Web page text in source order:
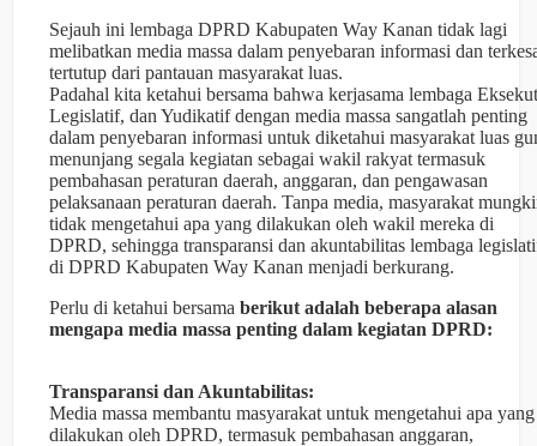
Sejauh ini lembaga DPRD Kabupaten Way Kanan tidak lagi
melibatkan media massa dalam penyebaran informasi dan
tertutup dari pantauan masyarakat luas.
Padahal kita ketahui bersama bahwa kerjasama lembaga
Legislatif, dan Yudikatif dengan media massa sangatlah penting
dalam penyebaran informasi untuk diketahui masyarakat luas
menunjang segala kegiatan sebagai wakil rakyat termasuk
pembahasan peraturan daerah, anggaran, dan pengawasan
pelaksanaan peraturan daerah. Tanpa media, masyarakat
tidak mengetahui apa yang dilakukan oleh wakil mereka di
DPRD, sehingga transparansi dan akuntabilitas lembaga
di DPRD Kabupaten Way Kanan menjadi berkurang.
Perlu di ketahui bersama berikut adalah beberapa alasan
mengapa media massa penting dalam kegiatan DPRD:
Transparansi dan Akuntabilitas:
Media massa membantu masyarakat untuk mengetahui apa yang
dilakukan oleh DPRD, termasuk pembahasan anggaran,